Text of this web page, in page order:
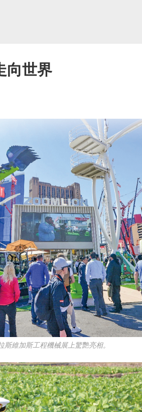
向世界
斯維加斯工程機械展上驚艷亮相。